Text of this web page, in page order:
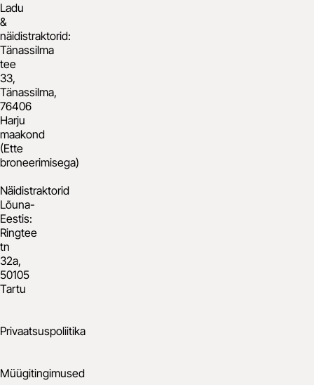
Ladu
&
näidistraktorid:
Tänassilma
tee
33,
Tänassilma,
76406
Harju
maakond
(Ette
broneerimisega)
Näidistraktorid
Lõuna-
Eestis:
Ringtee
tn
32a,
50105
Tartu
Privaatsuspoliitika
Müügitingimused